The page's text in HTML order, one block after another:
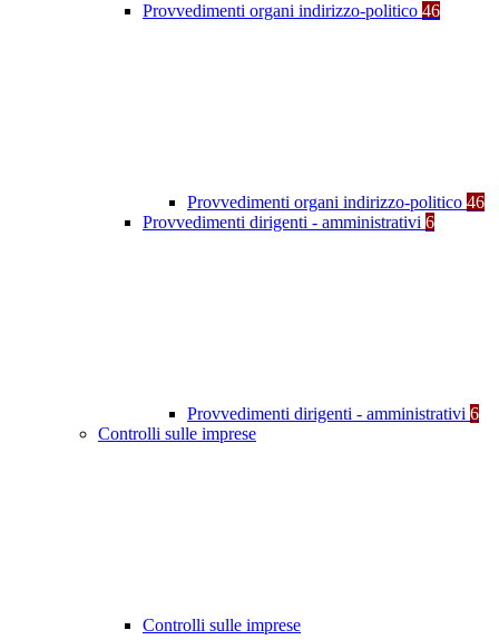
Provvedimenti organi indirizzo-politico 46
Provvedimenti organi indirizzo-politico 46
Provvedimenti dirigenti - amministrativi 6
Provvedimenti dirigenti - amministrativi 6
Controlli sulle imprese
Controlli sulle imprese